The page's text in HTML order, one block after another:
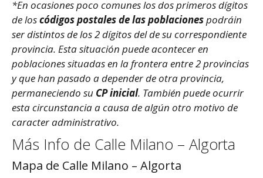
*En ocasiones poco comunes los dos primeros dígitos
de loscódigos postales de las poblacionespodráin
ser distintos de los 2 dígitos del de su correspondiente
provincia. Esta situación puede acontecer en
poblaciones situadas en la frontera entre 2 provincias
y que han pasado a depender de otra provincia,
permaneciendo su CP inicial. También puede ocurrir
esta circunstancia a causa de algún otro motivo de
caracter administrativo.
Más Info de Calle Milano – Algorta
Mapa de Calle Milano – Algorta